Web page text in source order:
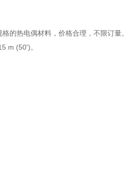
的热电偶材料，价格合理，不限订量。
m (50')。